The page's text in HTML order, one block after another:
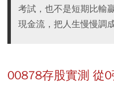
考試，也不是短期比輸
現金流，把人生慢慢調
00878存股實測 從